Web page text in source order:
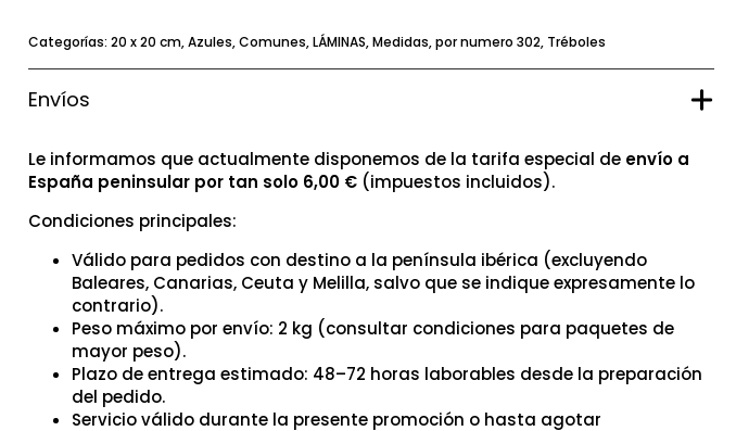
Categorías: 20 x 20 cm,Azules,Comunes,LÁMINAS,Medidas,por numero 302, Tréboles
Envíos
Le informamos que actualmente disponemos de la tarifa especial de envío a
España peninsular por tan solo 6,00 € (impuestos incluidos).
Condiciones principales:
Válido para pedidos con destino a la península ibérica (excluyendo
Baleares, Canarias, Ceuta y Melilla, salvo que se indique expresamente lo
contrario).
Peso máximo por envío: 2 kg (consultar condiciones para paquetes de
mayor peso).
Plazo de entrega estimado: 48–72 horas laborables desde la preparación
del pedido.
Servicio válido durante la presente promoción o hasta agotar